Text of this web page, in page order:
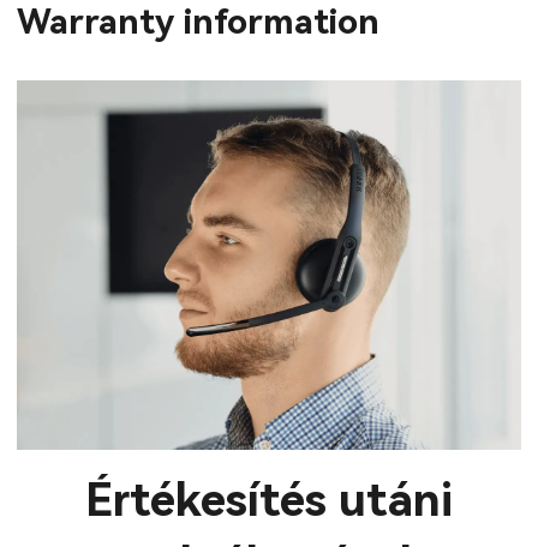
Warranty information
Értékesítés utáni